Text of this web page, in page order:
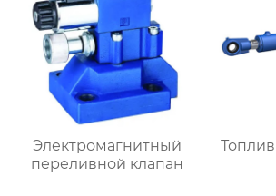
Электромагнитный
переливной клапан